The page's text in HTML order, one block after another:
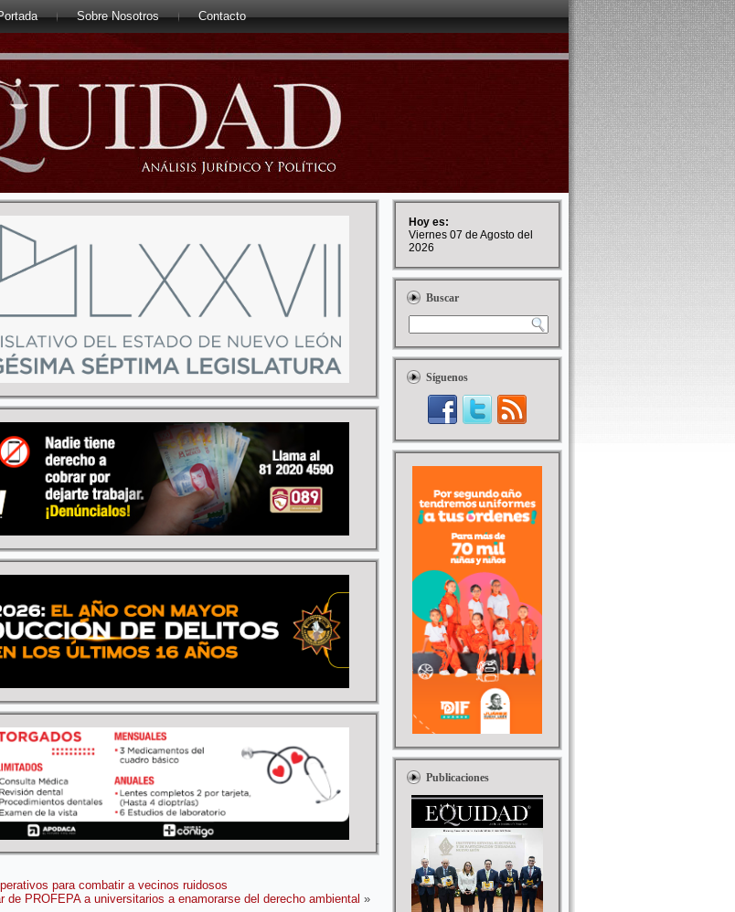
Sobre Nosotros Contacto
para combatir a vecinos ruidosos
de PROFEPA a universitarios a enamorarse del derecho ambiental »
Hoy es:
Viernes 07 de Agosto del
2026
Buscar
Síguenos
Publicaciones